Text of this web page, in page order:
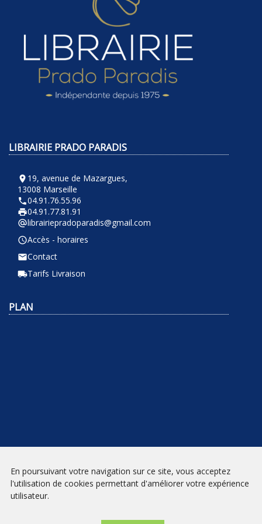
LIBRAIRIE PRADO PARADIS
room 19, avenue de Mazargues,
13008 Marseille
phone04.91.76.55.96
local_printshop04.91.77.81.91
alternate_emaillibrairiepradoparadis@gmail.com
query_builderAccès - horaires
emailContact
local_shippingTarifs Livraison
PLAN
NEWSLETTER
En poursuivant votre navigation sur ce site, vous acceptez
l'utilisation de cookies permettant d'améliorer votre expérience
utilisateur.